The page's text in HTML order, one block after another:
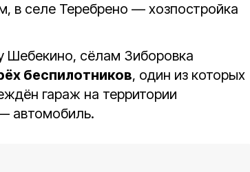
в селе Теребрено — хозпостройка
Шебекино, сёлам Зиборовка
беспилотников, один из которых
гараж на территории
автомобиль.